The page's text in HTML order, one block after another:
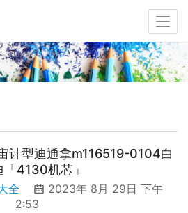
计型迪通拿m116519-0104白
「4130机芯」
全
2023年 8月 29日 下午
2:53